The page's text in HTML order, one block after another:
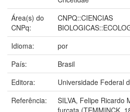
Área(s) do
CNPq:
CNPQ::CIENCIAS
Idioma:
por
País:
Brasil
Editora:
Universidade Federal
Referência:
SILVA, Felipe Ricardo
furcata (TEMMINCK,